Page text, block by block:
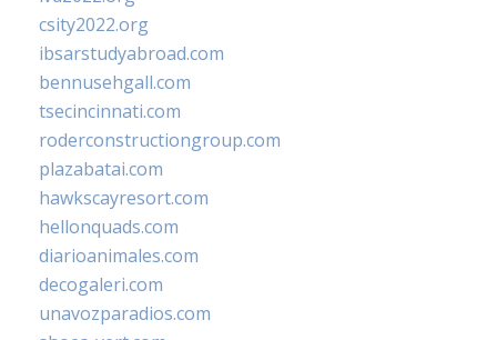
csity2022.org
ibsarstudyabroad.com
bennusehgall.com
tsecincinnati.com
roderconstructiongroup.com
plazabatai.com
hawkscayresort.com
hellonquads.com
diarioanimales.com
decogaleri.com
unavozparadios.com